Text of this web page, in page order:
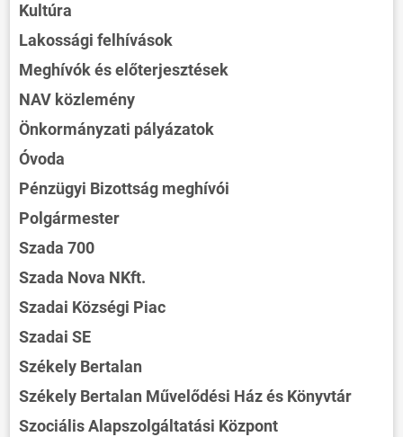
Kultúra
Lakossági felhívások
Meghívók és előterjesztések
NAV közlemény
Önkormányzati pályázatok
Óvoda
Pénzügyi Bizottság meghívói
Polgármester
Szada 700
Szada Nova NKft.
Szadai Községi Piac
Szadai SE
Székely Bertalan
Székely Bertalan Művelődési Ház és Könyvtár
Szociális Alapszolgáltatási Központ